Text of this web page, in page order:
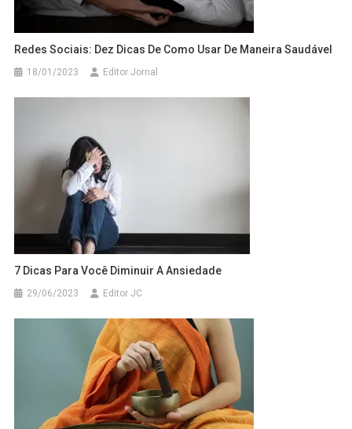
Redes Sociais: Dez Dicas De Como Usar De Maneira Saudável
18/01/2023 Editor Jornal
7 Dicas Para Você Diminuir A Ansiedade
29/06/2023 Editor JC